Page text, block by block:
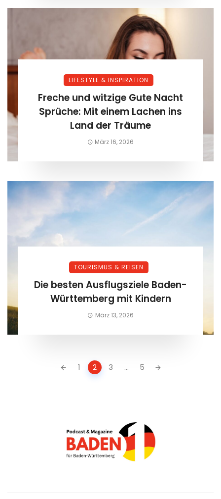
LIFESTYLE & INSPIRATION
Freche und witzige Gute Nacht
Sprüche: Mit einem Lachen ins
Land der Träume
März 16, 2026
TOURISMUS & REISEN
Die besten Ausflugsziele Baden-
Württemberg mit Kindern
März 13, 2026
1 2 3 ... 5